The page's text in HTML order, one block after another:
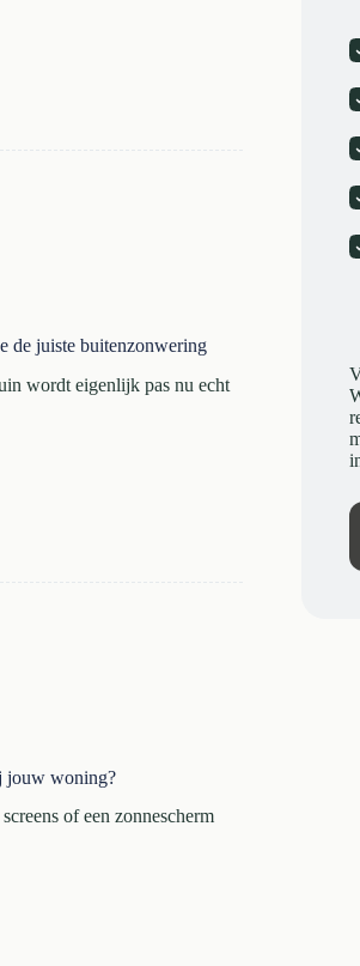
de juiste buitenzonwering
wordt eigenlijk pas nu echt
jouw woning?
of een zonnescherm